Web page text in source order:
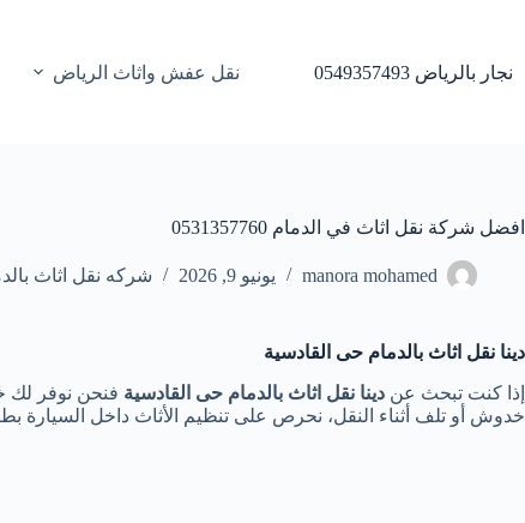
نجار بالرياض 0549357493 نقل عفش واثاث الرياض
افضل شركة نقل اثاث في الدمام 0531357760
manora mohamed يونيو 9, 2026 شركه نقل اثاث
دينا نقل اثاث بالدمام حى القادسية
إذا كنت تبحث عن دينا نقل اثاث بالدمام حى القادسية فنحن نوفر لك
خدوش أو تلف أثناء النقل، نحرص على تنظيم الأثاث داخل السيارة